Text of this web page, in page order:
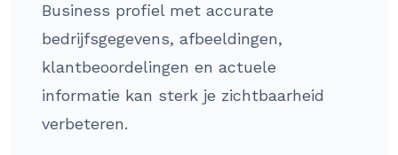
Business profiel met accurate
bedrijfsgegevens, afbeeldingen,
klantbeoordelingen en actuele
informatie kan sterk je zichtbaarheid
verbeteren.